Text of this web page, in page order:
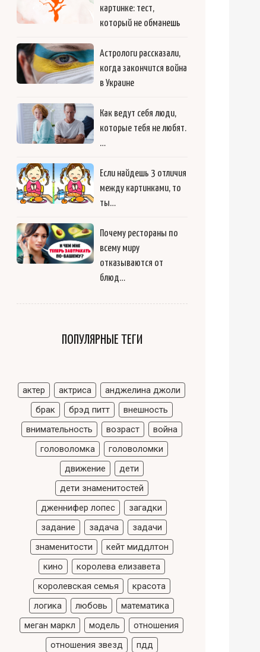
картинке: тест,
который не обманешь
Астрологи рассказали,
когда закончится война
в Украине
Как ведут себя люди,
которые тебя не любят.
…
Если найдешь 3 отличия
между картинками, то
ты…
Почему рестораны по
всему миру
отказываются от
блюд…
ПОПУЛЯРНЫЕ ТЕГИ
актер актриса
анджелина джоли
брак
брэд питт
внешность
внимательность
возраст
война
головоломка
головоломки
движение
дети
дети знаменитостей
дженнифер лопес
загадки
задание
задача
задачи
знаменитости
кейт миддлтон
кино
королева елизавета
королевская семья
красота
логика
любовь
математика
меган маркл
модель
отношения
отношения звезд
пдд